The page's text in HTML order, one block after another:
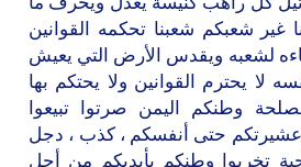
غير شعبكم شعبنا تحكمه القوانين
لشعبه ويقدس الأرض التي يعيش
يحترم القوانين ولا يحتكم بها
وطنكم اليمن صرتوا تبيعوا
حتى أنفسكم ، كذب ، دجل
تخربوا وطنكم بأيديكم من أجل